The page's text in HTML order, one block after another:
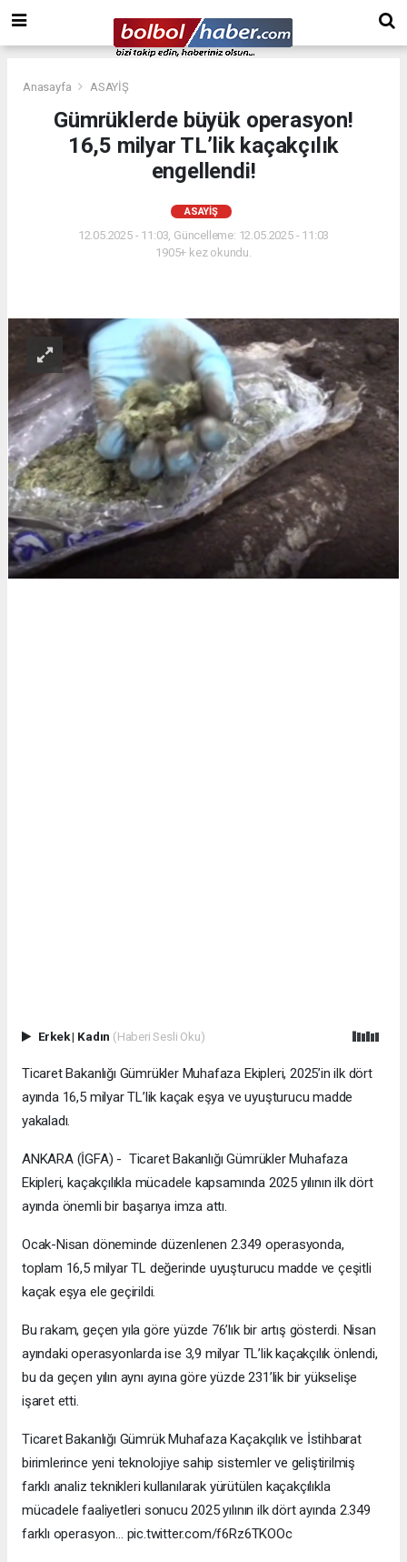
Anasayfa ASAYİŞ
Gümrüklerde büyük operasyon!
16,5 milyar TL’lik kaçakçılık
engellendi!
ASAYİŞ
12.05.2025 - 11:03, Güncelleme: 12.05.2025 - 11:03
1905+ kez okundu.
Erkek| Kadın (Haberi Sesli Oku)
Ticaret Bakanlığı Gümrükler Muhafaza Ekipleri, 2025’in ilk dört
ayında 16,5 milyar TL’lik kaçak eşya ve uyuşturucu madde
yakaladı.
ANKARA (İGFA) - Ticaret Bakanlığı Gümrükler Muhafaza
Ekipleri, kaçakçılıkla mücadele kapsamında 2025 yılının ilk dört
ayında önemli bir başarıya imza attı.
Ocak-Nisan döneminde düzenlenen 2.349 operasyonda,
toplam 16,5 milyar TL değerinde uyuşturucu madde ve çeşitli
kaçak eşya ele geçirildi.
Bu rakam, geçen yıla göre yüzde 76’lık bir artış gösterdi. Nisan
ayındaki operasyonlarda ise 3,9 milyar TL’lik kaçakçılık önlendi,
bu da geçen yılın aynı ayına göre yüzde 231’lik bir yükselişe
işaret etti.
Ticaret Bakanlığı Gümrük Muhafaza Kaçakçılık ve İstihbarat
birimlerince yeni teknolojiye sahip sistemler ve geliştirilmiş
farklı analiz teknikleri kullanılarak yürütülen kaçakçılıkla
mücadele faaliyetleri sonucu 2025 yılının ilk dört ayında 2.349
farklı operasyon… pic.twitter.com/f6Rz6TKOOc